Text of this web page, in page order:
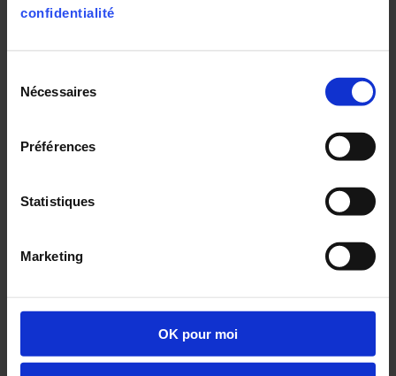
confidentialité
Nécessaires
Préférences
Statistiques
Marketing
OK pour moi
découvrez un métier qui allie
rentable, sans renoncer à l’essence même
vos patients.
une équipe support (tiers-payant, centrale